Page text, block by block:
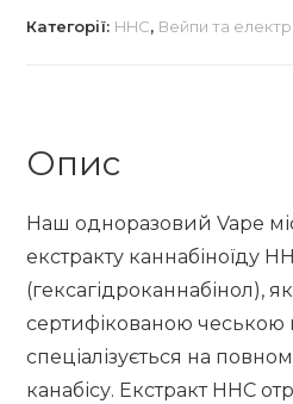
Категорії: HHC, Вейпи та
Опис
Наш одноразовий Vape
екстракту каннабіноїду
(гексагідроканнабінол),
сертифікованою чеською
спеціалізується на
канабісу. Екстракт HHC